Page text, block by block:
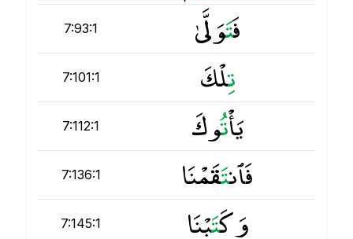
7:93:1 فَتَوَلَّىٰ
7:101:1 تِلْكَ
7:112:1 يَأْتُوكَ
7:136:1 فَٱنتَقَمْنَا
7:145:1 وَكَتَبْنَا